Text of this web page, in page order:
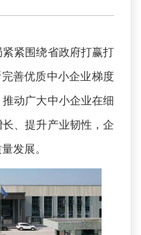
紧围绕省政府打赢打
善优质中小企业梯度
动广大中小企业在细
、提升产业韧性，企
发展。